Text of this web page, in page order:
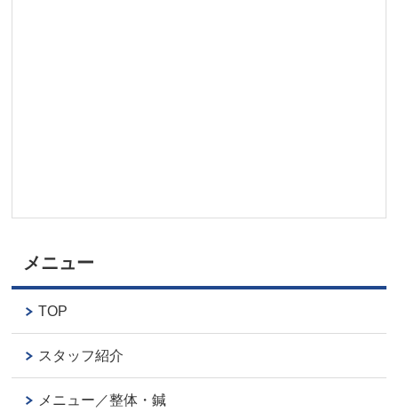
メニュー
TOP
スタッフ紹介
メニュー／整体・鍼